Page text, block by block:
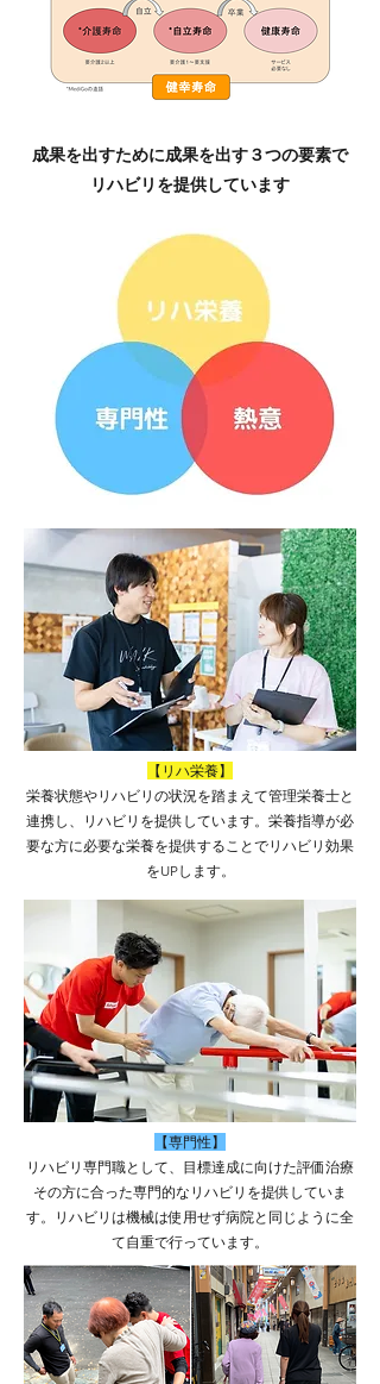
成果を出すために成果を出す３つの要素で
リハビリを提供しています
​【リハ栄養】
栄養状態やリハビリの状況を踏まえて管理栄養士と
連携し、リハビリを提供しています。栄養指導が必
要な方に必要な栄養を提供することでリハビリ効果
をUPします。
​【専門性】
リハビリ専門職として、目標達成に向けた評価治療
その方に合った専門的なリハビリ ​を提供していま
す。リハビリは機械は使用せず病院と同じように全
て自重で行っています。